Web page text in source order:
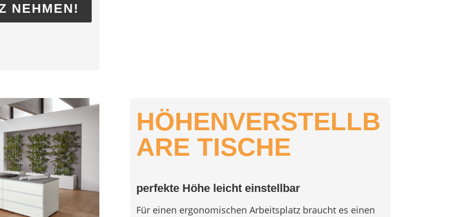
NEHMEN!
HÖHENVERSTELLB
ARE TISCHE
perfekte Höhe leicht einstellbar
Für einen ergonomischen Arbeitsplatz braucht es einen